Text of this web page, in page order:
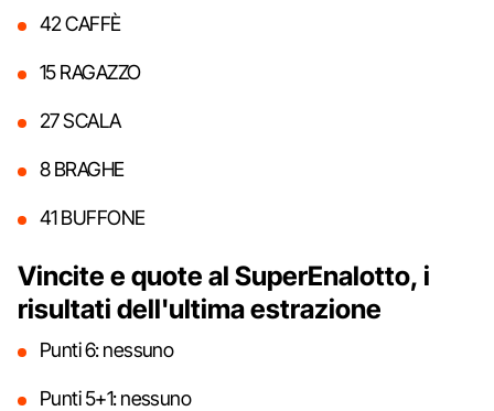
42 CAFFÈ
15 RAGAZZO
27 SCALA
8 BRAGHE
41 BUFFONE
Vincite e quote al SuperEnalotto, i
risultati dell'ultima estrazione
Punti 6: nessuno
Punti 5+1: nessuno